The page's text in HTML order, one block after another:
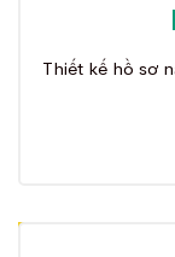
Thiết kế hồ sơ